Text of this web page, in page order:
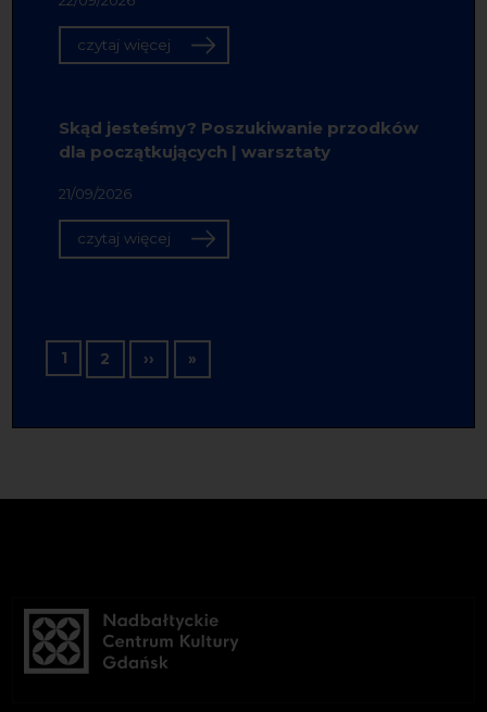
czytaj więcej
Skąd jesteśmy? Poszukiwanie przodków
dla początkujących | warsztaty
21/09/2026
czytaj więcej
Stronicowanie
1 2 ›› Następna strona
»Ostatnia strona